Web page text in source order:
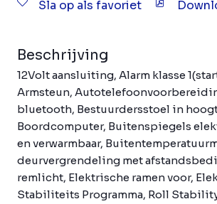
Sla op als favoriet
Beschrijving
12Volt aansluiting, Alarm klasse
Armsteun,
bluetooth, Bestuurdersstoel in
Boordcomputer, Buitenspiegels
en verwarmbaar,
deurvergrendeling met
remlicht, Elektrische ramen voor,
Stabiliteits Programma, Roll